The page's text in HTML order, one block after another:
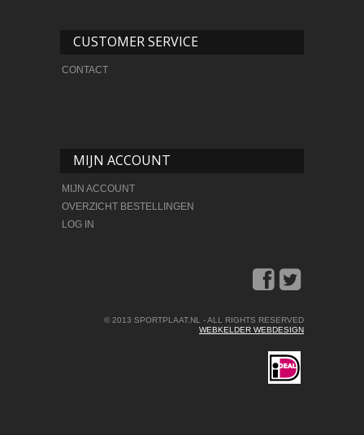
CUSTOMER SERVICE
CONTACT
MIJN ACCOUNT
MIJN ACCOUNT
OVERZICHT BESTELLINGEN
LOG IN
© 2013 SPORTPLAAT.NL - ALL RIGHTS RESERVED
WEBKELDER WEBDESIGN